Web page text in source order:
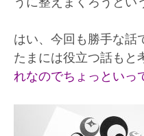
はい、今回も勝手な話
たまには役立つ話もと
れなのでちょっといっ